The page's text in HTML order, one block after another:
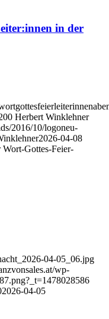
in der
Herbert Winklehner
2016/10/logoneu-
2026-04-08
Wort-Gottes-Feier-
04-05_06.jpg
wp-
2026-04-05